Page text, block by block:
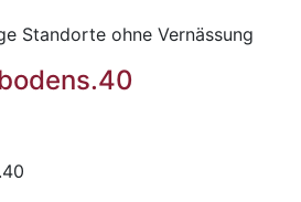
Standorte ohne Vernässung